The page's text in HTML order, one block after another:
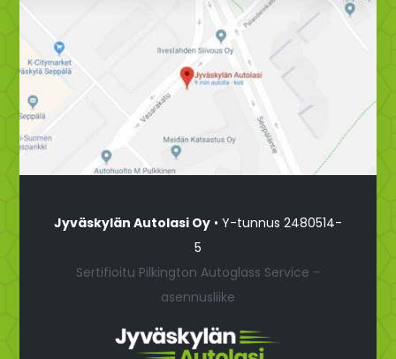
Jyväskylän Autolasi Oy • Y-tunnus 2480514-
5
Sertifioitu Pilkington Autoglass Service -
asennusliike